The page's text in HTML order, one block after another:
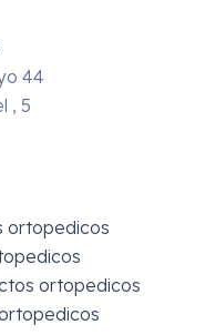
44
, 5
ortopedicos
ortopedicos